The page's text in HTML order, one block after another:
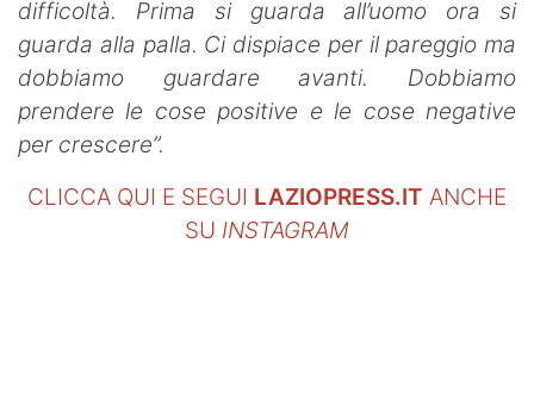
difficoltà. Prima si guarda all’uomo ora si
guarda alla palla. Ci dispiace per il pareggio ma
dobbiamo guardare avanti. Dobbiamo
prendere le cose positive e le cose negative
per crescere”.
CLICCA QUI E SEGUI LAZIOPRESS.IT ANCHE
SU INSTAGRAM